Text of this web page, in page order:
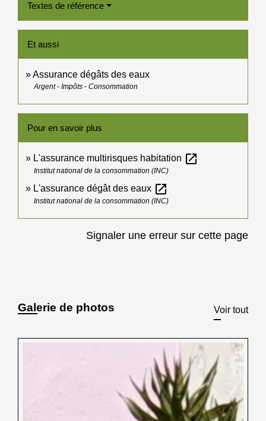
Textes de référence
Et aussi
Assurance dégâts des eaux
Argent - Impôts - Consommation
Pour en savoir plus
L'assurance multirisques habitation open_in_new
Institut national de la consommation (INC)
L'assurance dégât des eaux open_in_new
Institut national de la consommation (INC)
Signaler une erreur sur cette page
Galerie de photos Voir tout